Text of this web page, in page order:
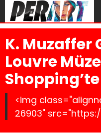
K. Muzaffer
Louvre
Shopping’te
<img
26903"